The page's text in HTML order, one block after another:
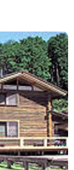
と好アクセス！
は３月１日（日）